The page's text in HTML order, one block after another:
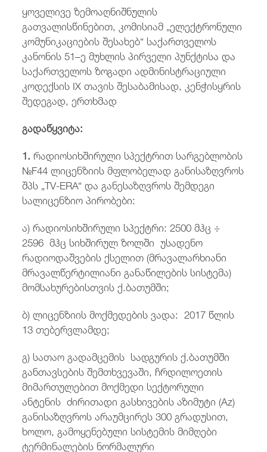
ყოველივე ზემოაღნიშნულის
გათვალისწინებით, კომისიამ „ელექტრონული
კომუნიკაციების შესახებ“ საქართველოს
კანონის 51–ე მუხლის პირველი პუნქტისა და
საქართველოს ზოგადი ადმინისტრაციული
კოდექსის IX თავის შესაბამისად, კენჭისყრის
შედეგად, ერთხმად
გადაწყვიტა:
1.რადიოსიხშირული სპექტრით სარგებლობის
№F44 ლიცენზიის მფლობელად განისაზღვროს
შპს „TV-ERA“ და განესაზღვროს შემდეგი
სალიცენზიო პირობები:
ა) რადიოსიხშირული სპექტრი: 2500 მჰც ÷
2596 მჰც სიხშირულ ზოლში უსადენო
რადიოდაშვების ქსელით (მრავალარხიანი
მრავალწერტილიანი განაწილების სისტემა)
მომსახურებისთვის ქ.ბათუმში;
ბ) ლიცენზიის მოქმედების ვადა: 2017 წლის
13 თებერვლამდე;
გ) სათაო გადამცემის სადგურის ქ.ბათუმში
განთავსების შემთხვევაში, ჩრდილოეთის
მიმართულებით მოქმედი სექტორული
ანტენის ძირითადი გასხივების აზიმუტი (Az)
განისაზღვროს არაუმცირეს 300 გრადუსით,
ხოლო, გამოყენებული სისტემის მიმღები
ტერმინალების ნორმალური